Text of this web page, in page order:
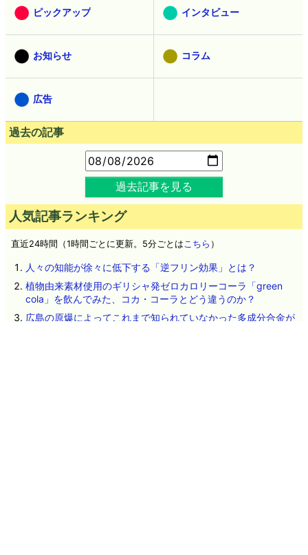
ピックアップ インタビュー
お知らせ コラム
広告
過去の記事
過去記事を見る
人気記事ランキング
直近24時間（1時間ごとに更新。5分ごとは こちら ）
人々の知能が徐々に低下する「逆フリン効果」とは？
植物由来素材使用のギリシャ発ゼロカロリーコーラ「green
cola」を飲んでみた、コカ・コーラとどう違うのか？
広島の原爆によってこれまで知られていなかった多成分合金が